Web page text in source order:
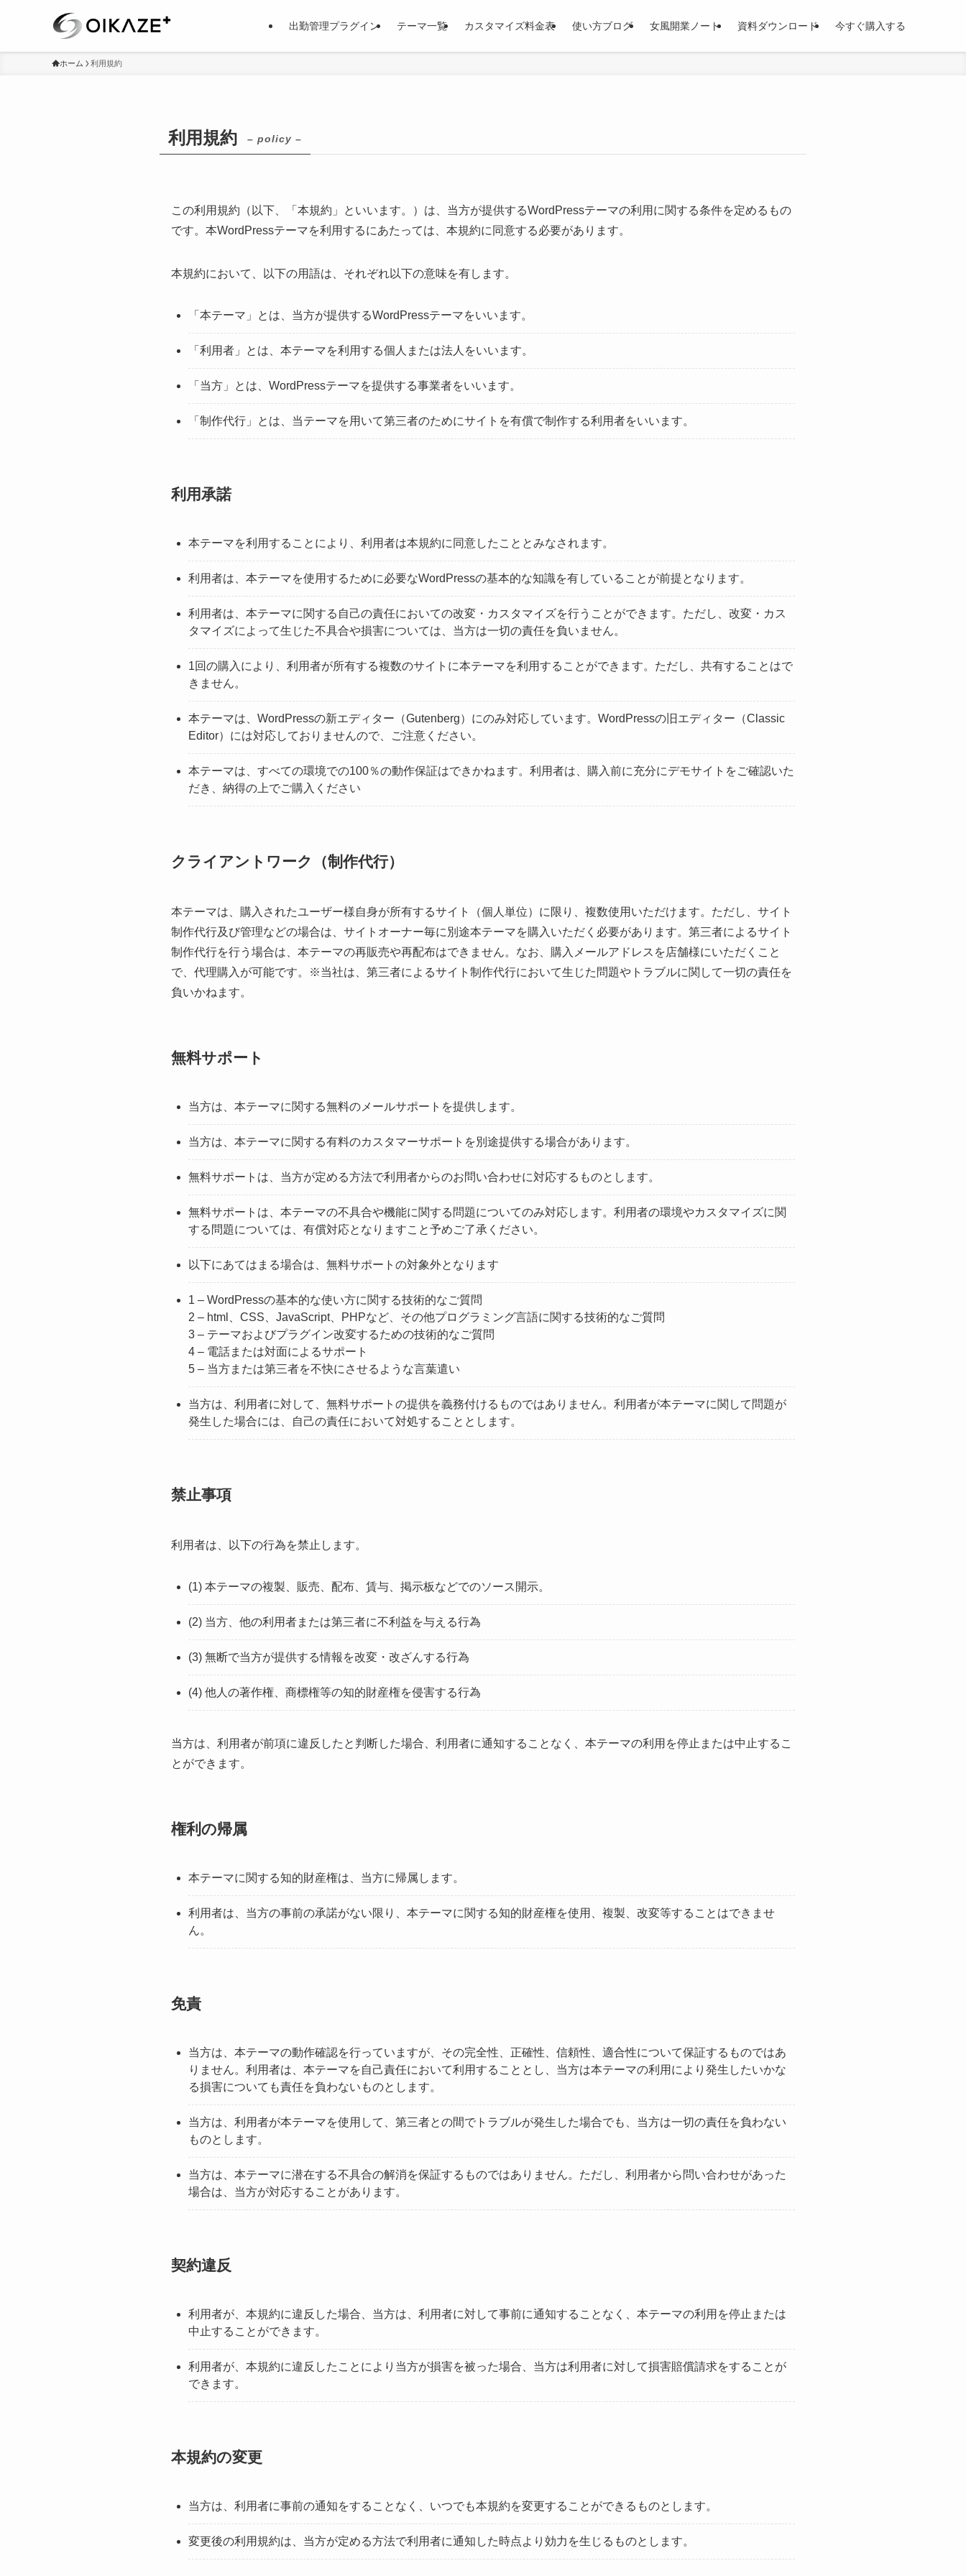
出勤管理プラグイン テーマ一覧 カスタマイズ料金表 使い方ブログ 女風開業ノート 資料ダウンロード 今すぐ購入する
ホーム 利用規約
利用規約 – policy –
この利用規約（以下、「本規約」といいます。）は、当方が提供するWordPressテーマの利用に関する条件を定めるもの
です。本WordPressテーマを利用するにあたっては、本規約に同意する必要があります。
本規約において、以下の用語は、それぞれ以下の意味を有します。
「本テーマ」とは、当方が提供するWordPressテーマをいいます。
「利用者」とは、本テーマを利用する個人または法人をいいます。
「当方」とは、WordPressテーマを提供する事業者をいいます。
「制作代行」とは、当テーマを用いて第三者のためにサイトを有償で制作する利用者をいいます。
利用承諾
本テーマを利用することにより、利用者は本規約に同意したこととみなされます。
利用者は、本テーマを使用するために必要なWordPressの基本的な知識を有していることが前提となります。
利用者は、本テーマに関する自己の責任においての改変・カスタマイズを行うことができます。ただし、改変・カス
タマイズによって生じた不具合や損害については、当方は一切の責任を負いません。
1回の購入により、利用者が所有する複数のサイトに本テーマを利用することができます。ただし、共有することはで
きません。
本テーマは、WordPressの新エディター（Gutenberg）にのみ対応しています。WordPressの旧エディター（Classic
Editor）には対応しておりませんので、ご注意ください。
本テーマは、すべての環境での100％の動作保証はできかねます。利用者は、購入前に充分にデモサイトをご確認いた
だき、納得の上でご購入ください
クライアントワーク（制作代行）
本テーマは、購入されたユーザー様自身が所有するサイト（個人単位）に限り、複数使用いただけます。ただし、サイト
制作代行及び管理などの場合は、サイトオーナー毎に別途本テーマを購入いただく必要があります。第三者によるサイト
制作代行を行う場合は、本テーマの再販売や再配布はできません。なお、購入メールアドレスを店舗様にいただくこと
で、代理購入が可能です。※当社は、第三者によるサイト制作代行において生じた問題やトラブルに関して一切の責任を
負いかねます。
無料サポート
当方は、本テーマに関する無料のメールサポートを提供します。
当方は、本テーマに関する有料のカスタマーサポートを別途提供する場合があります。
無料サポートは、当方が定める方法で利用者からのお問い合わせに対応するものとします。
無料サポートは、本テーマの不具合や機能に関する問題についてのみ対応します。利用者の環境やカスタマイズに関
する問題については、有償対応となりますこと予めご了承ください。
以下にあてはまる場合は、無料サポートの対象外となります
1 – WordPressの基本的な使い方に関する技術的なご質問
2 – html、CSS、JavaScript、PHPなど、その他プログラミング言語に関する技術的なご質問
3 – テーマおよびプラグイン改変するための技術的なご質問
4 – 電話または対面によるサポート
5 – 当方または第三者を不快にさせるような言葉遣い
当方は、利用者に対して、無料サポートの提供を義務付けるものではありません。利用者が本テーマに関して問題が
発生した場合には、自己の責任において対処することとします。
禁止事項
利用者は、以下の行為を禁止します。
(1) 本テーマの複製、販売、配布、賃与、掲示板などでのソース開示。
(2) 当方、他の利用者または第三者に不利益を与える行為
(3) 無断で当方が提供する情報を改変・改ざんする行為
(4) 他人の著作権、商標権等の知的財産権を侵害する行為
当方は、利用者が前項に違反したと判断した場合、利用者に通知することなく、本テーマの利用を停止または中止するこ
とができます。
権利の帰属
本テーマに関する知的財産権は、当方に帰属します。
利用者は、当方の事前の承諾がない限り、本テーマに関する知的財産権を使用、複製、改変等することはできませ
ん。
免責
当方は、本テーマの動作確認を行っていますが、その完全性、正確性、信頼性、適合性について保証するものではあ
りません。利用者は、本テーマを自己責任において利用することとし、当方は本テーマの利用により発生したいかな
る損害についても責任を負わないものとします。
当方は、利用者が本テーマを使用して、第三者との間でトラブルが発生した場合でも、当方は一切の責任を負わない
ものとします。
当方は、本テーマに潜在する不具合の解消を保証するものではありません。ただし、利用者から問い合わせがあった
場合は、当方が対応することがあります。
契約違反
利用者が、本規約に違反した場合、当方は、利用者に対して事前に通知することなく、本テーマの利用を停止または
中止することができます。
利用者が、本規約に違反したことにより当方が損害を被った場合、当方は利用者に対して損害賠償請求をすることが
できます。
本規約の変更
当方は、利用者に事前の通知をすることなく、いつでも本規約を変更することができるものとします。
変更後の利用規約は、当方が定める方法で利用者に通知した時点より効力を生じるものとします。